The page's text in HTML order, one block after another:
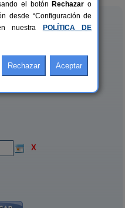
X
el botón Rechazar o
desde “Configuración de
nuestra
POLÍTICA DE